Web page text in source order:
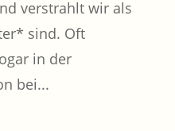
verstrahlt wir als
sind. Oft
in der
bei...